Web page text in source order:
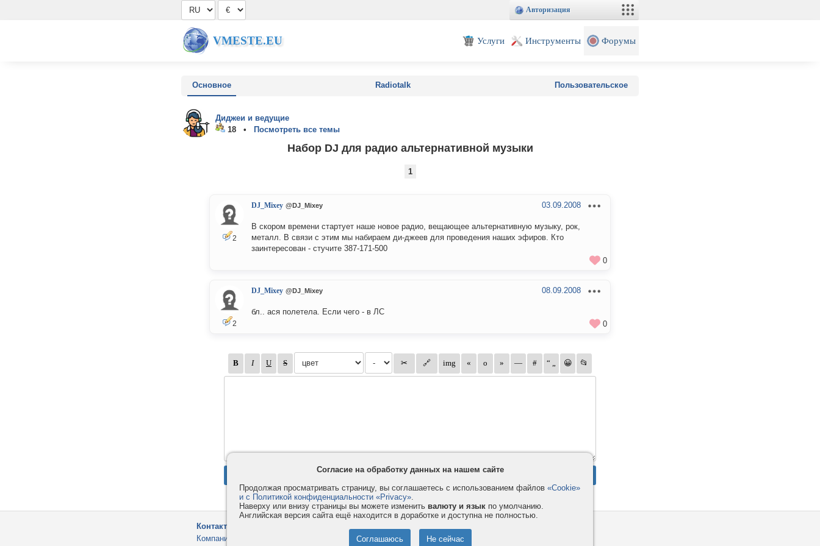
Авторизация
VMESTE.EU Услуги Инструменты Форумы
Основное Radiotalk Пользовательское
Диджеи и ведущие
18 •
Посмотреть все темы
Набор DJ для радио альтернативной музыки
1
2
DJ_Mixey @DJ_Mixey 03.09.2008
В скором времени стартует наше новое радио, вещающее альтернативную музыку, рок,
металл. В связи с этим мы набираем ди-джеев для проведения наших эфиров. Кто
заинтересован - стучите 387-171-500
0
2
DJ_Mixey @DJ_Mixey 08.09.2008
бл.. ася полетела. Если чего - в ЛС
0
Контакты
Компания
Правила и условия
Как оплатить
Согласие на обработку данных на нашем сайте
Продолжая просматривать страницу, вы соглашаетесь с использованием файлов «Cookie»
и с Политикой конфиденциальности «Privacy».
Наверху или внизу страницы вы можете изменить валюту и язык по умолчанию.
Английская версия сайта ещё находится в доработке и доступна не полностью.